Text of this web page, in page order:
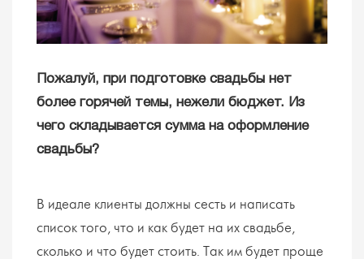
Пожалуй, при подготовке свадьбы нет
более горячей темы, нежели бюджет. Из
чего складывается сумма на оформление
свадьбы?
В идеале клиенты должны сесть и написать
список того, что и как будет на их свадьбе,
сколько и что будет стоить. Так им будет проще